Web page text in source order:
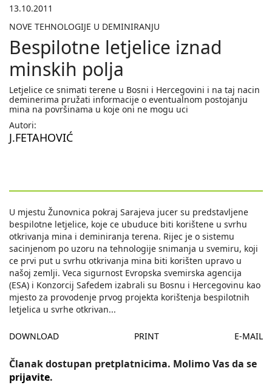
13.10.2011
NOVE TEHNOLOGIJE U DEMINIRANJU
Bespilotne letjelice iznad
minskih polja
Letjelice ce snimati terene u Bosni i Hercegovini i na taj nacin
deminerima pružati informacije o eventualnom postojanju
mina na površinama u koje oni ne mogu uci
Autori:
J.FETAHOVIĆ
U mjestu Žunovnica pokraj Sarajeva jucer su predstavljene
bespilotne letjelice, koje ce ubuduce biti korištene u svrhu
otkrivanja mina i deminiranja terena. Rijec je o sistemu
sacinjenom po uzoru na tehnologije snimanja u svemiru, koji
ce prvi put u svrhu otkrivanja mina biti korišten upravo u
našoj zemlji. Veca sigurnost Evropska svemirska agencija
(ESA) i Konzorcij Safedem izabrali su Bosnu i Hercegovinu kao
mjesto za provodenje prvog projekta korištenja bespilotnih
letjelica u svrhe otkrivan...
DOWNLOAD PRINT E-MAIL
Članak dostupan pretplatnicima. Molimo Vas da se
prijavite.